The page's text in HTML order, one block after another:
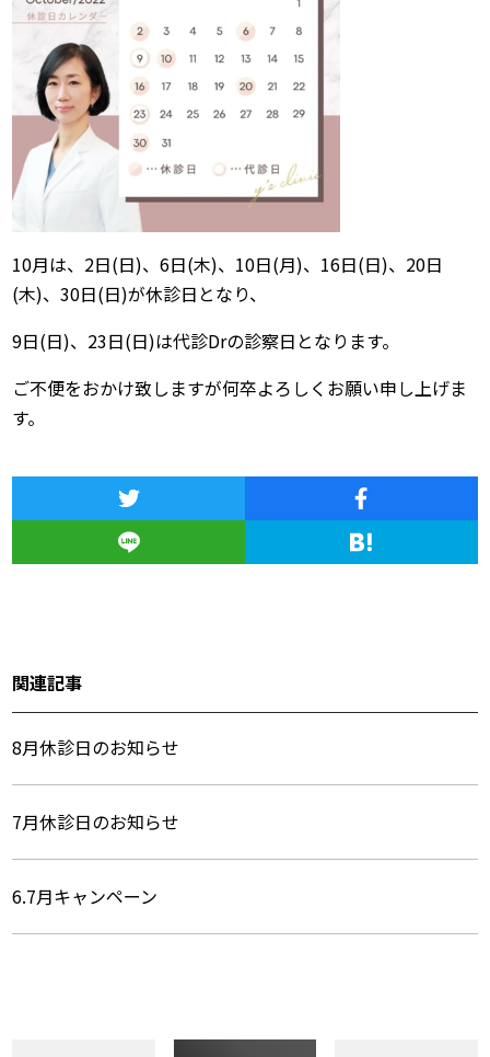
10月は、2日(日)、6日(木)、10日(月)、16日(日)、20日
(木)、30日(日)が休診日となり、
9日(日)、23日(日)は代診Drの診察日となります。
ご不便をおかけ致しますが何卒よろしくお願い申し上げま
す。
関連記事
8月休診日のお知らせ
7月休診日のお知らせ
6.7月キャンペーン